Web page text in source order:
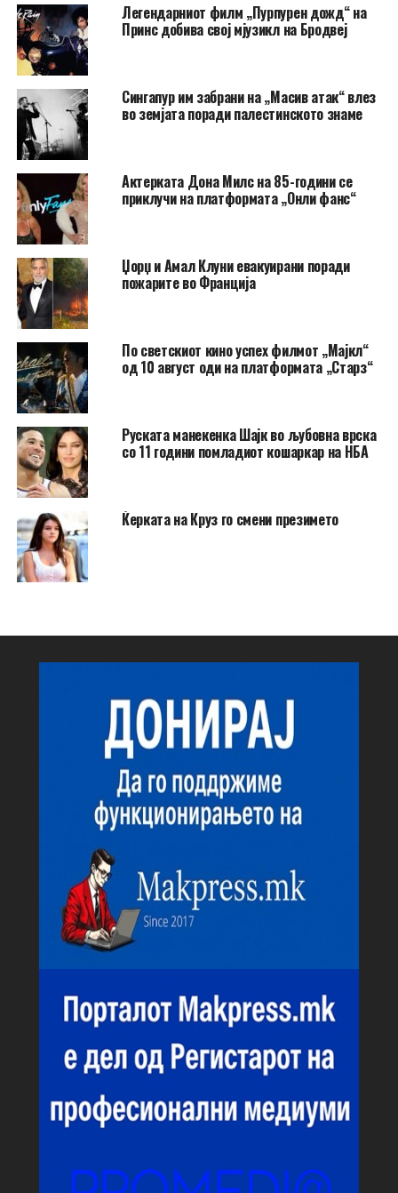
Легендарниот филм „Пурпурен дожд“ на
Принс добива свој мјузикл на Бродвеј
Сингапур им забрани на „Масив атак“ влез
во земјата поради палестинското знаме
Актерката Дона Милс на 85-години се
приклучи на платформата „Онли фанс“
Џорџ и Амал Клуни евакуирани поради
пожарите во Франција
По светскиот кино успех филмот „Мајкл“
од 10 август оди на платформата „Старз“
Руската манекенка Шајк во љубовна врска
со 11 години помладиот кошаркар на НБА
Ќерката на Круз го смени презимето